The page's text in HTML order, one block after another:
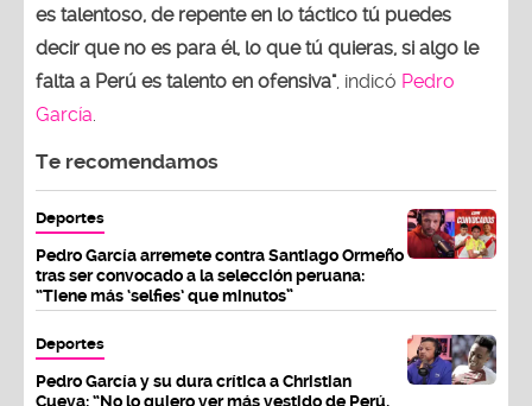
es talentoso, de repente en lo táctico tú puedes
decir que no es para él, lo que tú quieras, si algo le
falta a Perú es talento en ofensiva", indicó Pedro
García
Te recomendamos
Deportes
Pedro García arremete contra Santiago Ormeño
tras ser convocado a la selección peruana:
“Tiene más ‘selfies’ que minutos”
Deportes
Pedro García y su dura crítica a Christian
Cueva: “No lo quiero ver más vestido de Perú,